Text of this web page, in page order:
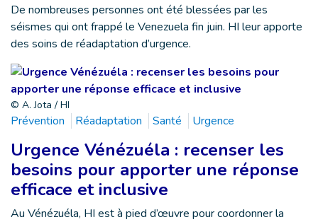
De nombreuses personnes ont été blessées par les
séismes qui ont frappé le Venezuela fin juin. HI leur apporte
des soins de réadaptation d’urgence.
© A. Jota / HI
Prévention Réadaptation Santé Urgence
Urgence Vénézuéla : recenser les
besoins pour apporter une réponse
efficace et inclusive
Au Vénézuéla, HI est à pied d’œuvre pour coordonner la